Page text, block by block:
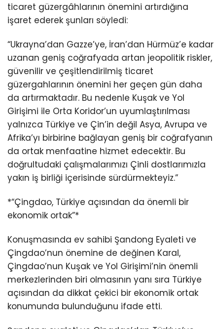
ticaret güzergâhlarının önemini artırdığına
işaret ederek şunları söyledi:
“Ukrayna’dan Gazze’ye, İran’dan Hürmüz’e kadar
uzanan geniş coğrafyada artan jeopolitik riskler,
güvenilir ve çeşitlendirilmiş ticaret
güzergahlarının önemini her geçen gün daha
da artırmaktadır. Bu nedenle Kuşak ve Yol
Girişimi ile Orta Koridor’un uyumlaştırılması
yalnızca Türkiye ve Çin’in değil Asya, Avrupa ve
Afrika’yı birbirine bağlayan geniş bir coğrafyanın
da ortak menfaatine hizmet edecektir. Bu
doğrultudaki çalışmalarımızı Çinli dostlarımızla
yakın iş birliği içerisinde sürdürmekteyiz.”
*“Çingdao, Türkiye açısından da önemli bir
ekonomik ortak”*
Konuşmasında ev sahibi Şandong Eyaleti ve
Çingdao’nun önemine de değinen Karal,
Çingdao’nun Kuşak ve Yol Girişimi’nin önemli
merkezlerinden biri olmasının yanı sıra Türkiye
açısından da dikkat çekici bir ekonomik ortak
konumunda bulunduğunu ifade etti.